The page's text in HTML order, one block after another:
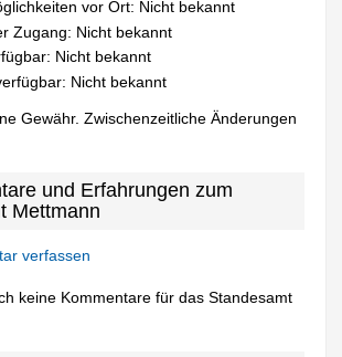
vor Ort: Nicht bekannt
Zugang: Nicht bekannt
Nicht bekannt
Nicht bekannt
Gewähr. Zwischenzeitliche Änderungen
und Erfahrungen zum
Mettmann
verfassen
keine Kommentare für das Standesamt